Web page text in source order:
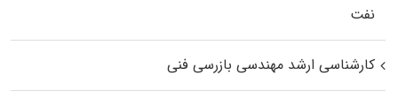
نفت
کارشناسی ارشد مهندسی بازرسی فنی